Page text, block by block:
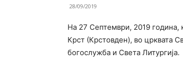
28/09/2019
На 27 Септември, 2019 година,
Крст (Крстовден), во црквата
богослужба и Света Литургија.